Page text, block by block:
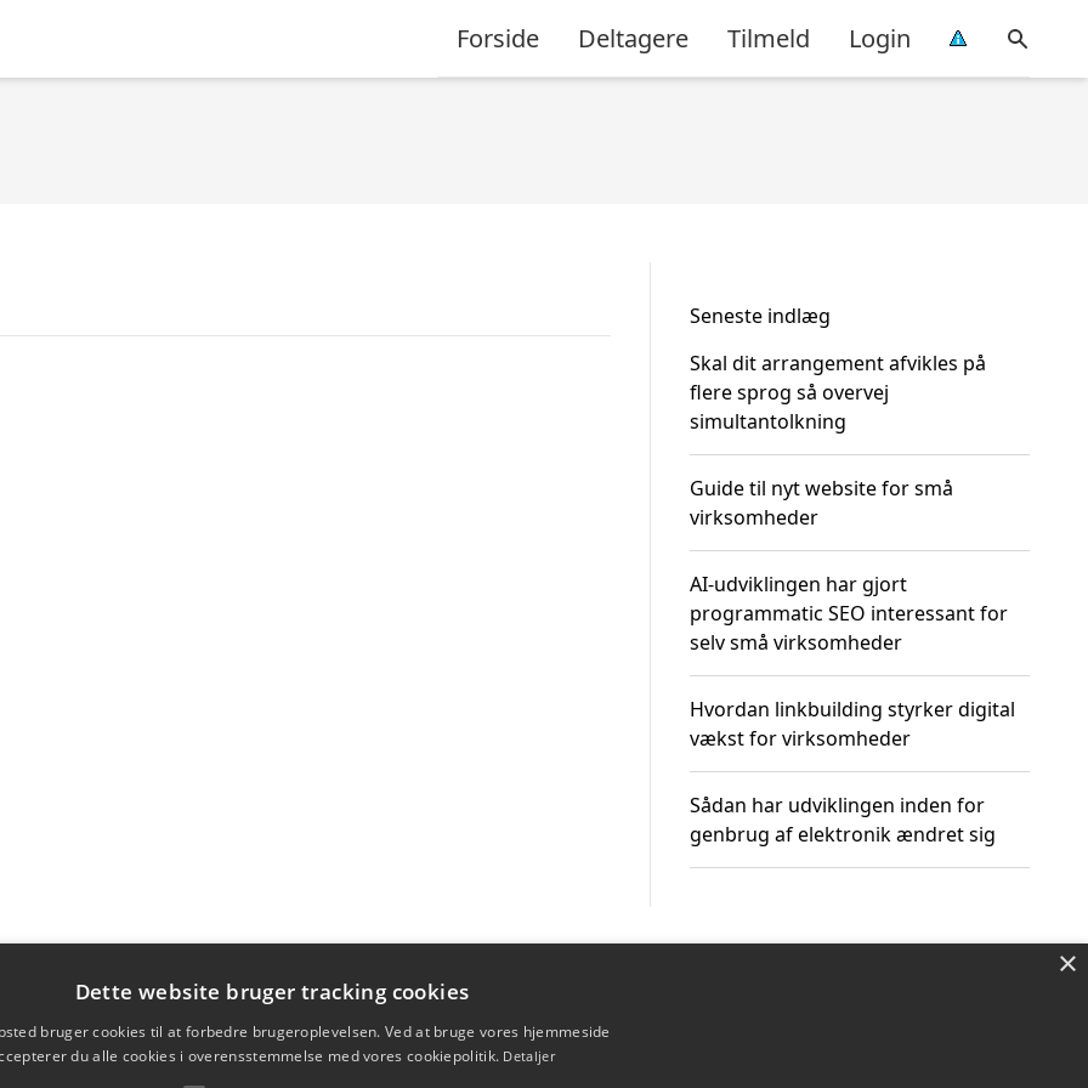
Forside Deltagere Tilmeld Login
Seneste indlæg
Skal dit arrangement afvikles på
flere sprog så overvej
simultantolkning
Guide til nyt website for små
virksomheder
AI-udviklingen har gjort
programmatic SEO interessant for
selv små virksomheder
Hvordan linkbuilding styrker digital
vækst for virksomheder
Sådan har udviklingen inden for
genbrug af elektronik ændret sig
×
Dette website bruger tracking cookies
bruger cookies til at forbedre brugeroplevelsen. Ved at bruge vores hjemmeside
du alle cookies i overensstemmelse med vores cookiepolitik. Detaljer